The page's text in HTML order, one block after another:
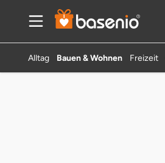
Alltag Bauen & Wohnen Freizeit